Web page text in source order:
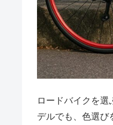
ロードバイクを
デルでも、色選び